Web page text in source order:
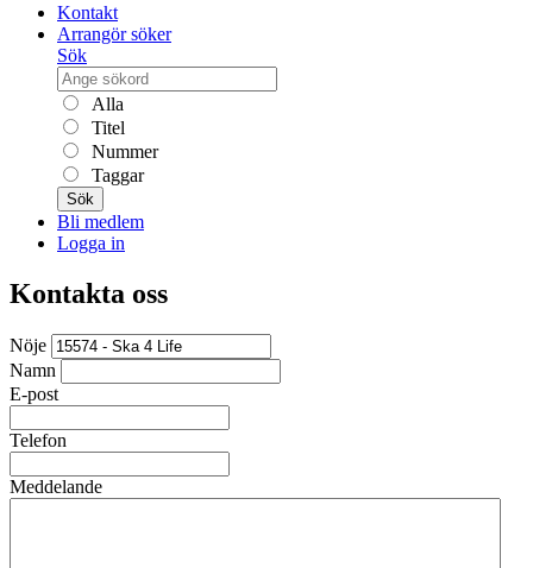
Kontakt
Arrangör söker
Sök
Alla
Titel
Nummer
Taggar
Sök
Bli medlem
Logga in
Kontakta oss
Nöje
Namn
E-post
Telefon
Meddelande